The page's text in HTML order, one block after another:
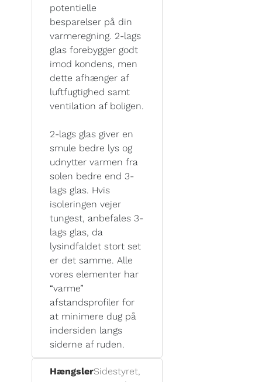
potentielle
besparelser på din
varmeregning. 2-lags
glas forebygger godt
imod kondens, men
dette afhænger af
luftfugtighed samt
ventilation af boligen.
2-lags glas giver en
smule bedre lys og
udnytter varmen fra
solen bedre end 3-
lags glas. Hvis
isoleringen vejer
tungest, anbefales 3-
lags glas, da
lysindfaldet stort set
er det samme. Alle
vores elementer har
“varme”
afstandsprofiler for
at minimere dug på
indersiden langs
siderne af ruden.
HængslerSidestyret,